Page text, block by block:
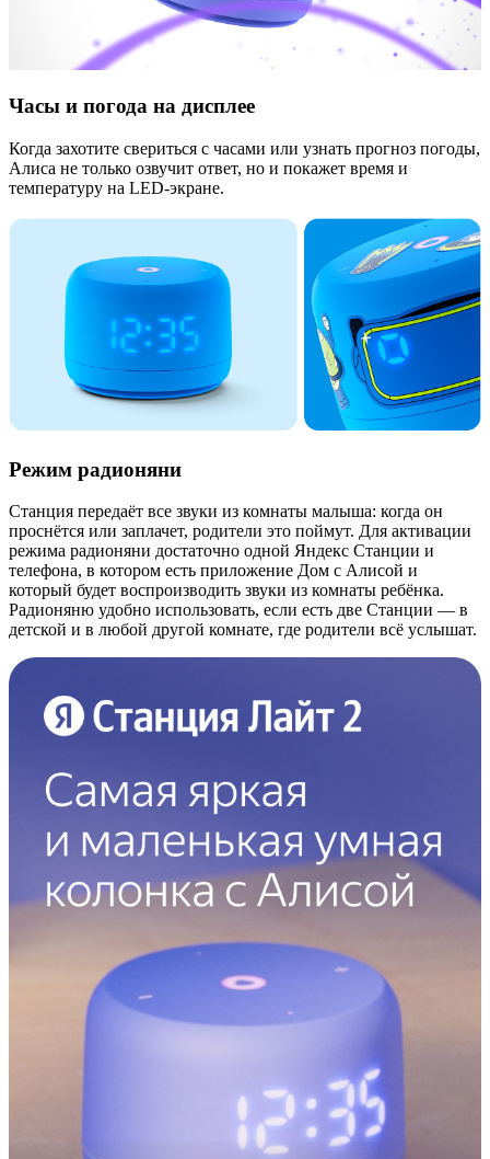
Часы и погода на дисплее
Когда захотите свериться с часами или узнать прогноз погоды,
Алиса не только озвучит ответ, но и покажет время и
температуру на LED-экране.
Режим радионяни
Станция передаёт все звуки из комнаты малыша: когда он
проснётся или заплачет, родители это поймут. Для активации
режима радионяни достаточно одной Яндекс Станции и
телефона, в котором есть приложение Дом с Алисой и
который будет воспроизводить звуки из комнаты ребёнка.
Радионяню удобно использовать, если есть две Станции — в
детской и в любой другой комнате, где родители всё услышат.